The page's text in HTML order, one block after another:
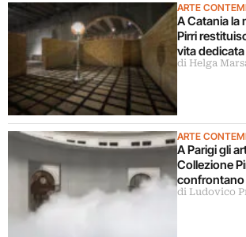
ARTE
A Catania la
Pirri
vita dedicata
di Helga
ARTE
A Parigi gli
Collezione
confrontano
in una
di Ludovico